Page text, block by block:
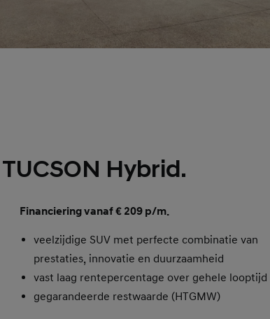
TUCSON Hybrid.
Financiering vanaf € 209 p/m.
veelzijdige SUV met perfecte combinatie van
prestaties, innovatie en duurzaamheid
vast laag rentepercentage over gehele looptijd
gegarandeerde restwaarde (HTGMW)